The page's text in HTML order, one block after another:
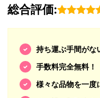
総合評価:
持ち運ぶ手間がな
手数料完全無料！
様々な品物を一度